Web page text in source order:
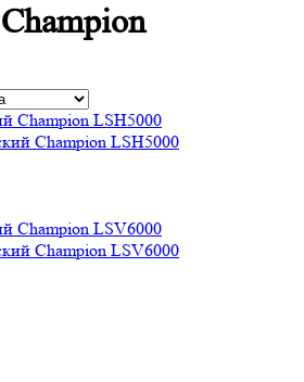
Champion LSH5000
Champion LSV6000